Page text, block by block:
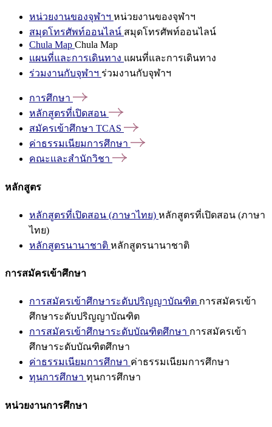
หน่วยงานของจุฬาฯ หน่วยงานของจุฬาฯ
สมุดโทรศัพท์ออนไลน์ สมุดโทรศัพท์ออนไลน์
Chula Map Chula Map
แผนที่และการเดินทาง แผนที่และการเดินทาง
ร่วมงานกับจุฬาฯ ร่วมงานกับจุฬาฯ
การศึกษา
หลักสูตรที่เปิดสอน
สมัครเข้าศึกษา TCAS
ค่าธรรมเนียมการศึกษา
คณะและสำนักวิชา
หลักสูตร
หลักสูตรที่เปิดสอน (ภาษาไทย) หลักสูตรที่เปิดสอน (ภาษา
ไทย)
หลักสูตรนานาชาติ หลักสูตรนานาชาติ
การสมัครเข้าศึกษา
การสมัครเข้าศึกษาระดับปริญญาบัณฑิต การสมัครเข้า
ศึกษาระดับปริญญาบัณฑิต
การสมัครเข้าศึกษาระดับบัณฑิตศึกษา การสมัครเข้า
ศึกษาระดับบัณฑิตศึกษา
ค่าธรรมเนียมการศึกษา ค่าธรรมเนียมการศึกษา
ทุนการศึกษา ทุนการศึกษา
หน่วยงานการศึกษา